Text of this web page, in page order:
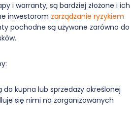
i warranty, są bardziej złożone i ich
inwestorom zarządzanie ryzykiem
pochodne są używane zarówno do
kupna lub sprzedaży określonej
się nimi na zorganizowanych